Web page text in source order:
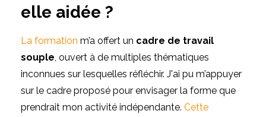
elle aidée ?
La formation m’a offert un cadre de travail
souple , ouvert à de multiples thématiques
inconnues sur lesquelles réfléchir. J'ai pu m’appuyer
sur le cadre proposé pour envisager la forme que
prendrait mon activité indépendante. Cette